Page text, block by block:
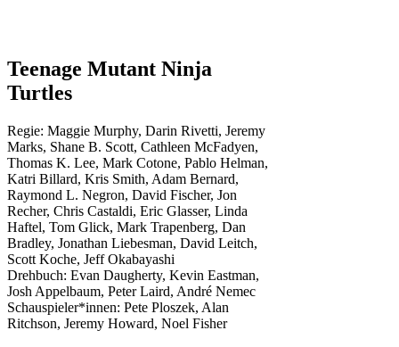
Teenage Mutant Ninja
Turtles
Regie: Maggie Murphy, Darin Rivetti, Jeremy
Marks, Shane B. Scott, Cathleen McFadyen,
Thomas K. Lee, Mark Cotone, Pablo Helman,
Katri Billard, Kris Smith, Adam Bernard,
Raymond L. Negron, David Fischer, Jon
Recher, Chris Castaldi, Eric Glasser, Linda
Haftel, Tom Glick, Mark Trapenberg, Dan
Bradley, Jonathan Liebesman, David Leitch,
Scott Koche, Jeff Okabayashi
Drehbuch: Evan Daugherty, Kevin Eastman,
Josh Appelbaum, Peter Laird, André Nemec
Schauspieler*innen: Pete Ploszek, Alan
Ritchson, Jeremy Howard, Noel Fisher